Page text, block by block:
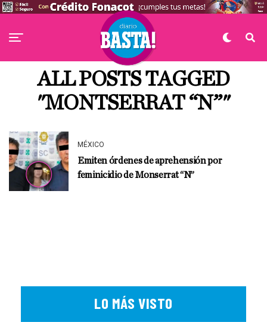
ALL POSTS TAGGED
"MONTSERRAT “N”"
MÉXICO
Emiten órdenes de aprehensión por
feminicidio de Monserrat “N”
LO MÁS VISTO